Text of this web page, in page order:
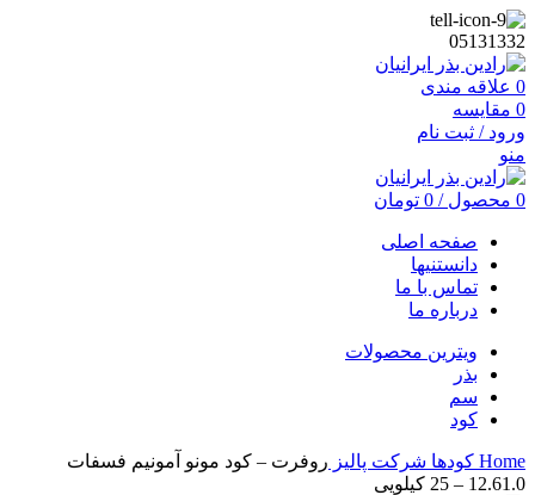
05131332
0 علاقه مندی
0 مقایسه
ورود / ثبت نام
منو
0 محصول /
0 تومان
صفحه اصلی
دانستنیها
تماس با ما
درباره ما
ویترین محصولات
بذر
سم
کود
Home کودها شرکت پالیز روفرت – کود مونو آمونیم فسفات
12.61.0 – 25 کیلویی